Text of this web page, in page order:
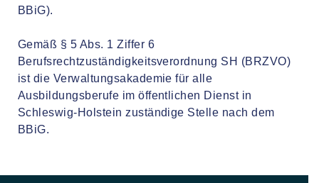
BBiG).
Gemäß § 5 Abs. 1 Ziffer 6
Berufsrechtzuständigkeitsverordnung SH (BRZVO)
ist die Verwaltungsakademie für alle
Ausbildungsberufe im öffentlichen Dienst in
Schleswig-Holstein zuständige Stelle nach dem
BBiG.